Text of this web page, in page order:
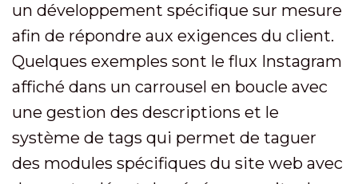
un développement spécifique sur mesure
afin de répondre aux exigences du client.
Quelques exemples sont le flux Instagram
affiché dans un carrousel en boucle avec
une gestion des descriptions et le
système de tags qui permet de taguer
des modules spécifiques du site web avec